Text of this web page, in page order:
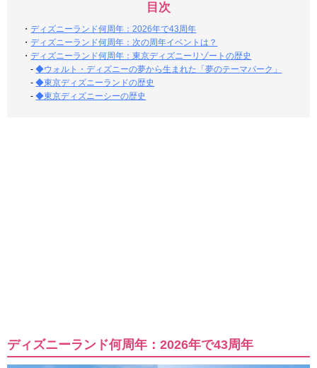
目次
・ディズニーランド何周年：2026年で43周年
・ディズニーランド何周年：次の周年イベントは？
・ディズニーランド何周年：東京ディズニーリゾートの歴史
-◆ウォルト・ディズニーの夢から生まれた「夢のテーマパーク」
-◆東京ディズニーランドの歴史
-◆東京ディズニーシーの歴史
ディズニーランド何周年：2026年で43周年